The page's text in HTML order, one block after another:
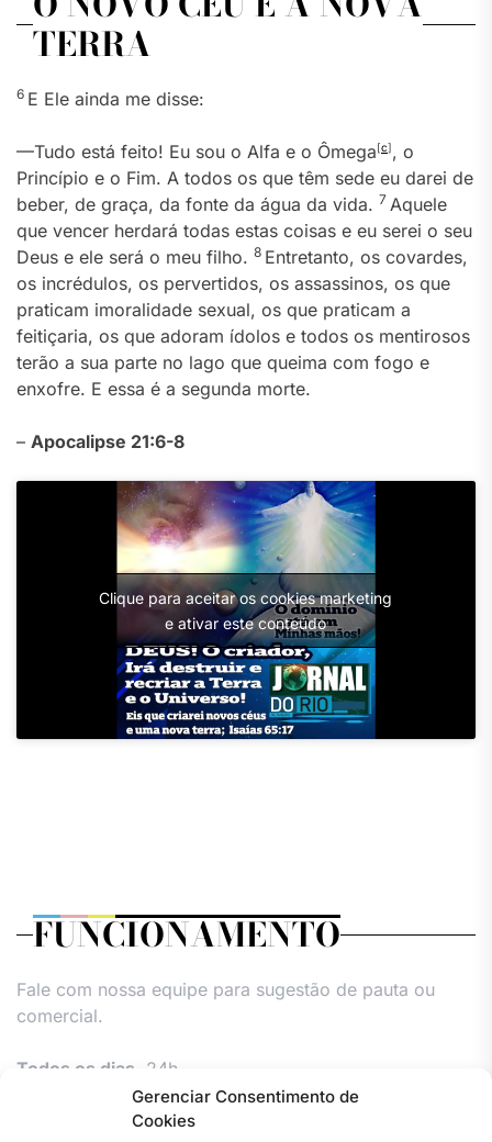
Gerenciar Consentimento de
Cookies
TERRA
6 E Ele ainda me disse:
—Tudo está feito! Eu sou o Alfa e o Ômega[c], o
Princípio e o Fim. A todos os que têm sede eu darei de
beber, de graça, da fonte da água da vida. 7 Aquele
que vencer herdará todas estas coisas e eu serei o seu
Deus e ele será o meu filho. 8 Entretanto, os covardes,
os incrédulos, os pervertidos, os assassinos, os que
praticam imoralidade sexual, os que praticam a
feitiçaria, os que adoram ídolos e todos os mentirosos
terão a sua parte no lago que queima com fogo e
enxofre. E essa é a segunda morte.
– Apocalipse 21:6-8
Clique para aceitar os cookies marketing
e ativar este conteúdo
FUNCIONAMENTO
Fale com nossa equipe para sugestão de pauta ou
comercial.
Todos os dias, 24h.